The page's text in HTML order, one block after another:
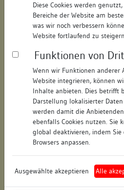
Diese Cookies werden
Bereiche der Website am
was wir noch verbessern
Website fortlaufend zu
Funktionen von
Wenn wir Funktionen anderer
Website integrieren, können
Inhalte anbieten. Dies betrifft
Darstellung lokalisierter
werden damit die
ebenfalls Cookies nutzen. Sie
global deaktivieren, indem
Browsers anpassen.
Ausgewählte akzeptieren Alle
Objektdaten
Straße:
Hausnummer: 51
Postleitzahl:
Stadt-Teilort:
Regierungsbezirk:
Flurstücknummer:
Historischer Straßenname: